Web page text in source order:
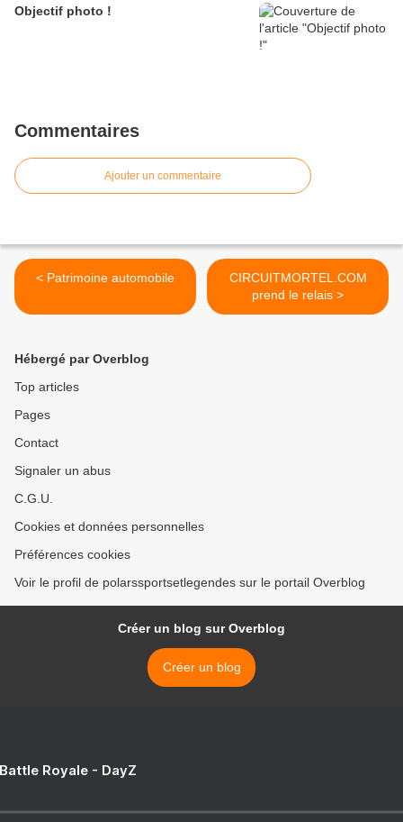
Objectif photo !
Commentaires
Ajouter un commentaire
< Patrimoine automobile
CIRCUITMORTEL.COM
prend le relais >
Hébergé par Overblog
Top articles
Pages
Contact
Signaler un abus
C.G.U.
Cookies et données personnelles
Préférences cookies
Voir le profil de polarssportsetlegendes sur le portail Overblog
Créer un blog sur Overblog
Créer un blog
Royale - DayZ